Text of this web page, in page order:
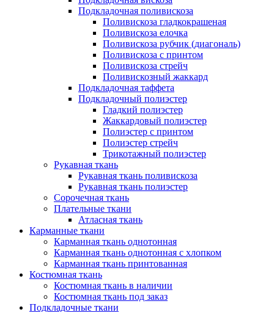
Подкладочная поливискоза
Поливискоза гладкокрашеная
Поливискоза елочка
Поливискоза рубчик (диагональ)
Поливискоза с принтом
Поливискоза стрейч
Поливискозный жаккард
Подкладочная таффета
Подкладочный полиэстер
Гладкий полиэстер
Жаккардовый полиэстер
Полиэстер с принтом
Полиэстер стрейч
Трикотажный полиэстер
Рукавная ткань
Рукавная ткань поливискоза
Рукавная ткань полиэстер
Сорочечная ткань
Плательные ткани
Атласная ткань
Карманные ткани
Карманная ткань однотонная
Карманная ткань однотонная с хлопком
Карманная ткань принтованная
Костюмная ткань
Костюмная ткань в наличии
Костюмная ткань под заказ
Подкладочные ткани